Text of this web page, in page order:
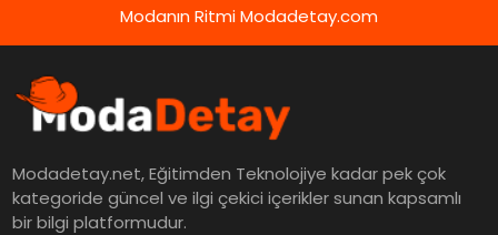
Modanın Ritmi Modadetay.com
Modadetay.net, Eğitimden Teknolojiye kadar pek çok
kategoride güncel ve ilgi çekici içerikler sunan kapsamlı
bir bilgi platformudur.